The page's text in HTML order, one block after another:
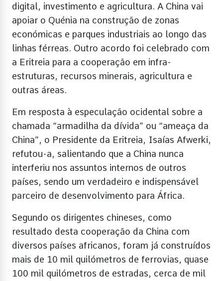
digital, investimento e agricultura. A China vai
apoiar o Quénia na construção de zonas
económicas e parques industriais ao longo das
linhas férreas. Outro acordo foi celebrado com
a Eritreia para a cooperação em infra-
estruturas, recursos minerais, agricultura e
outras áreas.
Em resposta à especulação ocidental sobre a
chamada “armadilha da dívida” ou “ameaça da
China”, o Presidente da Eritreia, Isaías Afwerki,
refutou-a, salientando que a China nunca
interferiu nos assuntos internos de outros
países, sendo um verdadeiro e indispensável
parceiro de desenvolvimento para África.
Segundo os dirigentes chineses, como
resultado desta cooperação da China com
diversos países africanos, foram já construídos
mais de 10 mil quilómetros de ferrovias, quase
100 mil quilómetros de estradas, cerca de mil